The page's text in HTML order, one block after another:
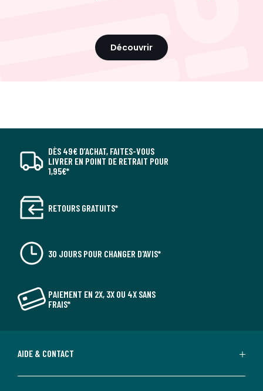
Découvrir
DÈS 49€ D’ACHAT, FAITES-VOUS
LIVRER EN POINT DE RETRAIT POUR
1,95€*
RETOURS GRATUITS*
30 JOURS POUR CHANGER D'AVIS*
PAIEMENT EN 2X, 3X OU 4X SANS
FRAIS*
AIDE & CONTACT